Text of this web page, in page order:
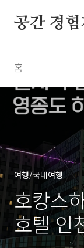
공간 경
홈
여행/국내여행
호캉스
호텔 인